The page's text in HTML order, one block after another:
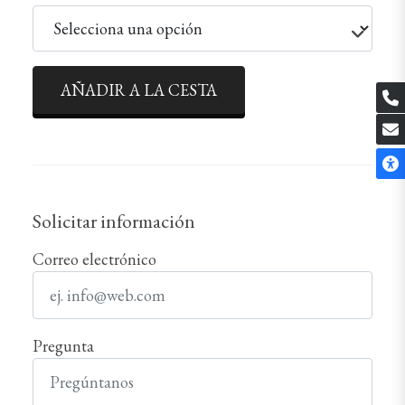
AÑADIR A LA CESTA
Solicitar información
Correo electrónico
Pregunta